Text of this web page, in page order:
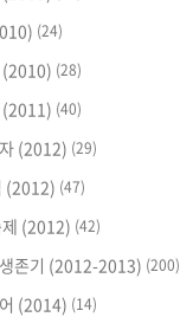
(24)
(2010) (28)
(2011) (40)
(2012) (29)
(2012) (47)
제 (2012) (42)
존기 (2012-2013) (200)
(2014) (14)